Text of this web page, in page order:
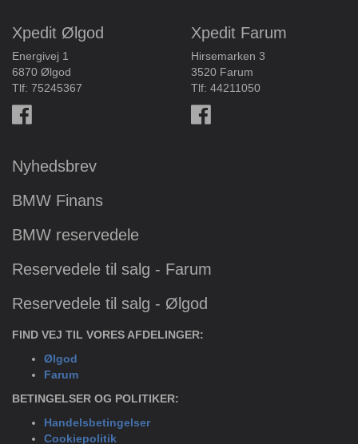
Xpedit Ølgod
Energivej 1
6870 Ølgod
Tlf: 75245367
Xpedit Farum
Hirsemarken 3
3520 Farum
Tlf: 44211050
Nyhedsbrev
BMW Finans
BMW reservedele
Reservedele til salg - Farum
Reservedele til salg - Ølgod
FIND VEJ TIL VORES AFDELINGER:
Ølgod
Farum
BETINGELSER OG POLITIKER:
Handelsbetingelser
Cookiepolitik